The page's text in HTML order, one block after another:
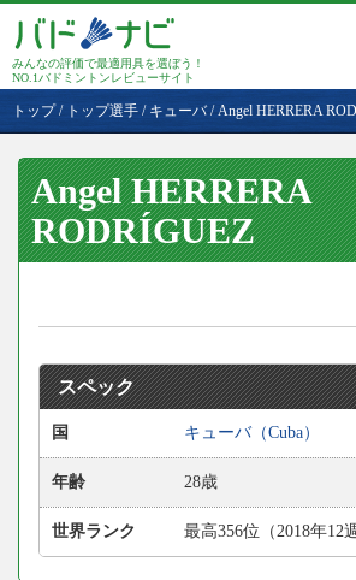
みんなの評価で最適用具を選ぼう！
NO.1バドミントンレビューサイト
トップ/ トップ選手 / キューバ/ Angel HERRERA
Angel HERRERA
RODRÍGUEZ
スペック
国 キューバ（Cuba）
年齢 28歳
世界ランク 最高356位（2018年12